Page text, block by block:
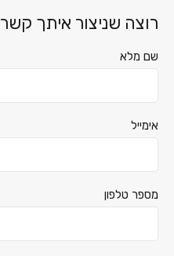
רוצה שניצור איתך קשר
שם מלא
אימייל
מספר טלפון